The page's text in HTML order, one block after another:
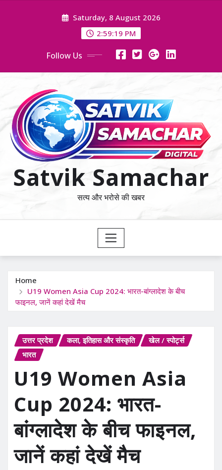
Saturday, 8 August 2026
2:59:20 PM
Follow Us
Satvik Samachar
सत्य और भरोसे की खबर
Home
U19 Women Asia Cup 2024: भारत-बांग्लादेश के बीच
फाइनल, जानें कहां देखें मैच
उत्तर प्रदेश कला, इतिहास और संस्कृति
खेल / स्पोर्ट्स
भारत
U19 Women Asia
Cup 2024: भारत-
बांग्लादेश के बीच फाइनल,
जानें कहां देखें मैच